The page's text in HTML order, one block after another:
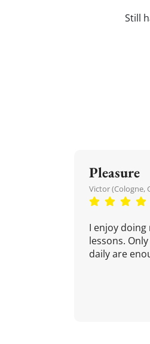
Still
Pleasure
Victor (Cologne,
I enjoy
lessons.
daily are